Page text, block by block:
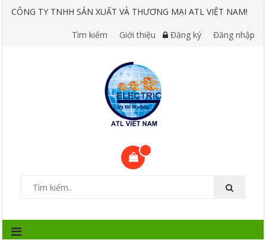
CÔNG TY TNHH SẢN XUẤT VÀ THƯƠNG MẠI ATL VIỆT NAM!
Tìm kiếm Giới thiệu Đăng ký Đăng nhập